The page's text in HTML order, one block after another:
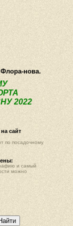
Статьи Опт
Флора-нова.
2022
сайт
по посадочному
и самый
можно